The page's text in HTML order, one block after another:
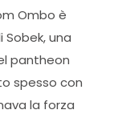
Ombo è
una
pantheon
spesso con
la forza